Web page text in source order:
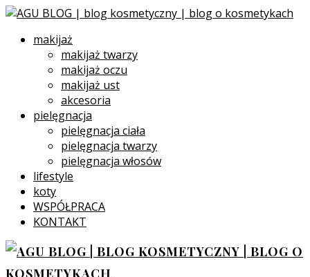
makijaż
makijaż twarzy
makijaż oczu
makijaż ust
akcesoria
pielęgnacja
pielęgnacja ciała
pielęgnacja twarzy
pielęgnacja włosów
lifestyle
koty
WSPÓŁPRACA
KONTAKT